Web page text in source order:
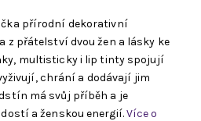
přírodní dekorativní
z přátelství dvou žen a lásky ke
multisticky i lip tinty spojují
chrání a dodávají jim
má svůj příběh a je
a ženskou energií.Více o